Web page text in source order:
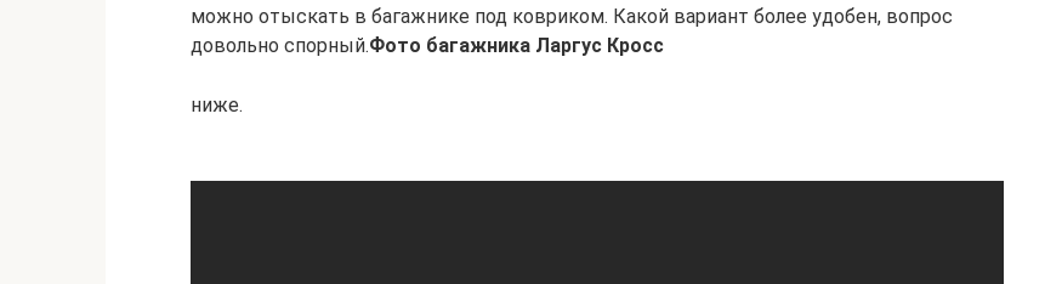
можно отыскать в багажнике под ковриком. Какой вариант более удобен, вопрос
довольно спорный.Фото багажника Ларгус Кросс
ниже.